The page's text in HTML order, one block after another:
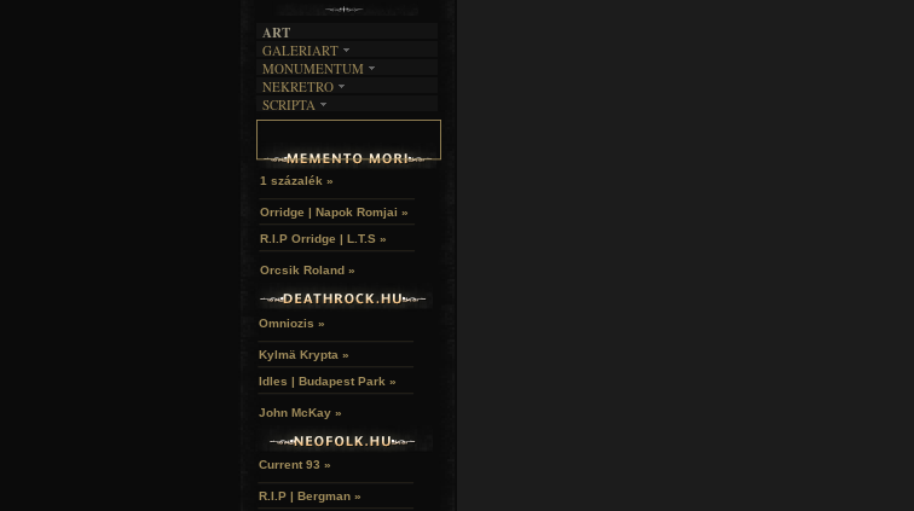
ART
GALERIART
ARTGALERI
KÉPREGÉNYEK
LAKÁSKULTS
MONUMENTUM
TEMETŐK
TEMPLOMOK
HELYEK
NEKRETRO
SZUBKULT
RELIKVIÁK
SCRIPTA
NOVELLÁK
HALÁLTÁNC
1 százalék »
Orridge | Napok Romjai »
R.I.P Orridge | L.T.S »
Orcsik Roland »
Omniozis »
Kylmä Krypta »
Idles | Budapest Park »
John McKay »
Current 93 »
R.I.P | Bergman »